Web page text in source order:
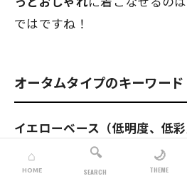
ではですね！
オータムタイプのキーワード
イエローベース（低明度、低彩
⌂
HOME
🔍
SEARCH
🌙
THEME